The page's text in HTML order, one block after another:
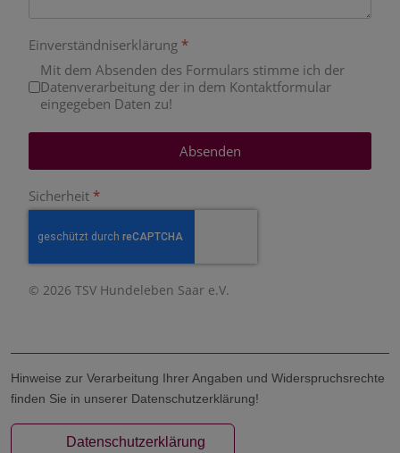
Einverständniserklärung *
Mit dem Absenden des Formulars stimme ich der
Datenverarbeitung der in dem Kontaktformular
eingegeben Daten zu!
Absenden
Sicherheit *
© 2026 TSV Hundeleben Saar e.V.
Hinweise zur Verarbeitung Ihrer Angaben und Widerspruchsrechte
finden Sie in unserer Datenschutzerklärung!
Datenschutzerklärung